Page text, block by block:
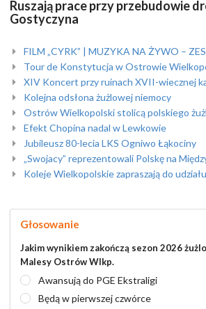
Ruszają prace przy przebudowie
Gostyczyna
FILM „CYRK” | MUZYKA NA ŻYWO –
Tour de Konstytucja w Ostrowie
XIV Koncert przy ruinach XVII-wiecznej kaplicy
Kolejna odsłona żużlowej niemocy
Ostrów Wielkopolski stolicą polskiego
Efekt Chopina nadal w Lewkowie
Jubileusz 80-lecia LKS Ogniwo Łąkociny
„Swojacy” reprezentowali Polskę na Międzynarodowym Festiwalu
Koleje Wielkopolskie zapraszają do udziału w
Głosowanie
Jakim wynikiem zakończą sezon 2026
Malesy Ostrów Wlkp.
Awansują do PGE Ekstraligi
Będą w pierwszej czwórce